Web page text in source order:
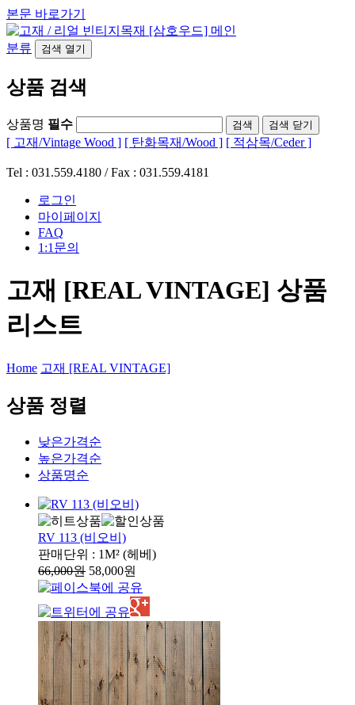
본문 바로가기
분류 검색 열기
상품 검색
상품명 필수 검색 닫기
[ 고재/Vintage Wood ] [ 탄화목재/Wood ] [ 적삼목/Ceder ]
Tel : 031.559.4180 / Fax : 031.559.4181
로그인
마이페이지
FAQ
1:1문의
고재 [REAL VINTAGE] 상품
리스트
Home 고재 [REAL VINTAGE]
상품 정렬
낮은가격순
높은가격순
상품명순
RV 113 (비오비)
판매단위 : 1M² (헤베)
66,000원 58,000원